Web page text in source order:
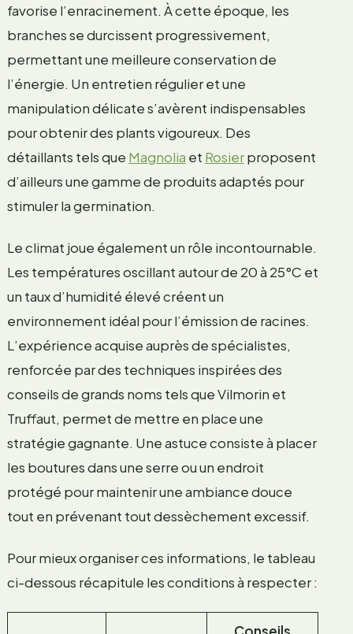
favorise l’enracinement. À cette époque, les
branches se durcissent progressivement,
permettant une meilleure conservation de
l’énergie. Un entretien régulier et une
manipulation délicate s’avèrent indispensables
pour obtenir des plants vigoureux. Des
détaillants tels que Magnolia et Rosierproposent
d’ailleurs une gamme de produits adaptés pour
stimuler la germination.
Le climat joue également un rôle incontournable.
Les températures oscillant autour de 20 à 25°C et
un taux d’humidité élevé créent un
environnement idéal pour l’émission de racines.
L’expérience acquise auprès de spécialistes,
renforcée par des techniques inspirées des
conseils de grands noms tels que Vilmorin et
Truffaut, permet de mettre en place une
stratégie gagnante. Une astuce consiste à placer
les boutures dans une serre ou un endroit
protégé pour maintenir une ambiance douce
tout en prévenant tout dessèchement excessif.
Pour mieux organiser ces informations, le tableau
ci-dessous récapitule les conditions à respecter :
Conseils